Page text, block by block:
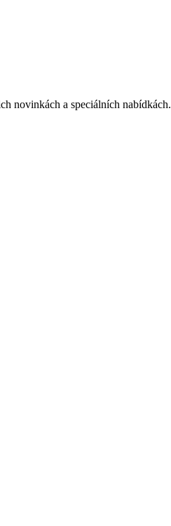
novinkách a speciálních nabídkách.